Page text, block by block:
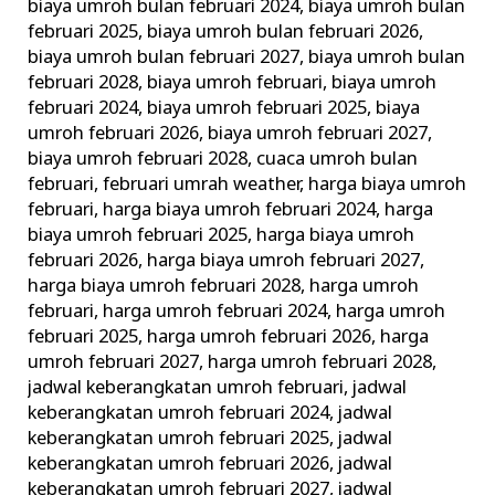
biaya umroh bulan februari 2024, biaya umroh bulan
februari 2025, biaya umroh bulan februari 2026,
biaya umroh bulan februari 2027, biaya umroh bulan
februari 2028, biaya umroh februari, biaya umroh
februari 2024, biaya umroh februari 2025, biaya
umroh februari 2026, biaya umroh februari 2027,
biaya umroh februari 2028, cuaca umroh bulan
februari,februari umrah weather, harga biaya umroh
februari, harga biaya umroh februari 2024, harga
biaya umroh februari 2025, harga biaya umroh
februari 2026, harga biaya umroh februari 2027,
harga biaya umroh februari 2028, harga umroh
februari, harga umroh februari 2024, harga umroh
februari 2025, harga umroh februari 2026, harga
umroh februari 2027, harga umroh februari 2028,
jadwal keberangkatan umroh februari, jadwal
keberangkatan umroh februari 2024, jadwal
keberangkatan umroh februari 2025, jadwal
keberangkatan umroh februari 2026, jadwal